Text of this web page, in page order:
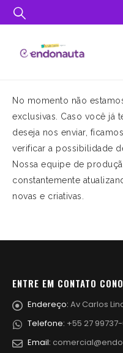
No momento não
exclusivas. Caso você já
deseja nos enviar,
verificar a possibilidade
Nossa equipe de
constantemente
novas e criativas.
ENTRE EM CONTATO
Endereço: Av Carlos
Telefone: +55 27
Email: